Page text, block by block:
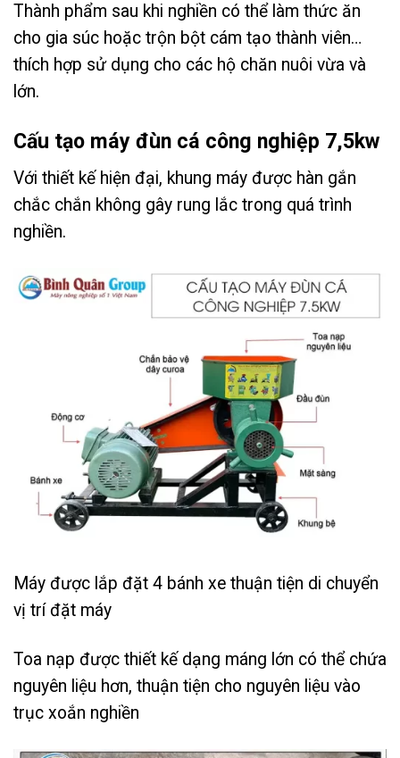
Thành phẩm sau khi nghiền có thể làm thức ăn
cho gia súc hoặc trộn bột cám tạo thành viên…
thích hợp sử dụng cho các hộ chăn nuôi vừa và
lớn.
Cấu tạo máy đùn cá công nghiệp 7,5kw
Với thiết kế hiện đại, khung máy được hàn gắn
chắc chắn không gây rung lắc trong quá trình
nghiền.
Máy được lắp đặt 4 bánh xe thuận tiện di chuyển
vị trí đặt máy
Toa nạp được thiết kế dạng máng lớn có thể chứa
nguyên liệu hơn, thuận tiện cho nguyên liệu vào
trục xoắn nghiền